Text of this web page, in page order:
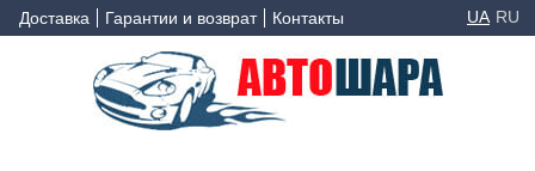
Доставка Гарантии и возврат Контакты UA RU